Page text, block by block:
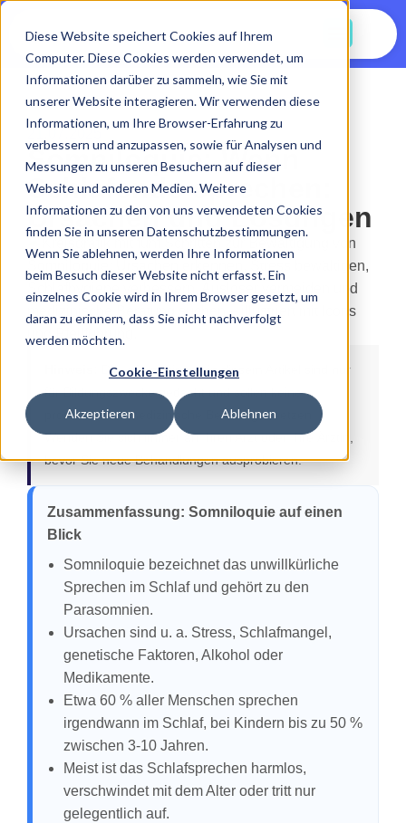
Diese Website speichert Cookies auf Ihrem
Computer. Diese Cookies werden verwendet, um
Informationen darüber zu sammeln, wie Sie mit
unserer Website interagieren. Wir verwenden diese
Informationen, um Ihre Browser-Erfahrung zu
verbessern und anzupassen, sowie für Analysen und
Messungen zu unseren Besuchern auf dieser
Website und anderen Medien. Weitere
Informationen zu den von uns verwendeten Cookies
finden Sie in unseren Datenschutzbestimmungen.
Wenn Sie ablehnen, werden Ihre Informationen
beim Besuch dieser Website nicht erfasst. Ein
einzelnes Cookie wird in Ihrem Browser gesetzt, um
daran zu erinnern, dass Sie nicht nachverfolgt
werden möchten.
Cookie-Einstellungen
Akzeptieren Ablehnen
21.07.2025
Somniloquie: Wenn
Schlafende sprechen:
Ursachen und Lösungen
Die Informationen in diesem Artikel sind nur
für Bildungszwecke gedacht und sollen keine
professionelle medizinische Beratung ersetzen.
Wenden Sie sich immer an Ihren Arzt oder Ihre Ärztin,
bevor Sie neue Behandlungen ausprobieren.
Zusammenfassung: Somniloquie auf einen
Blick
Somniloquie bezeichnet das unwillkürliche
Sprechen im Schlaf und gehört zu den
Parasomnien.
Ursachen sind u. a. Stress, Schlafmangel,
genetische Faktoren, Alkohol oder
Medikamente.
Etwa 60 % aller Menschen sprechen
irgendwann im Schlaf, bei Kindern bis zu 50 %
zwischen 3-10 Jahren.
Meist ist das Schlafsprechen harmlos,
verschwindet mit dem Alter oder tritt nur
gelegentlich auf.